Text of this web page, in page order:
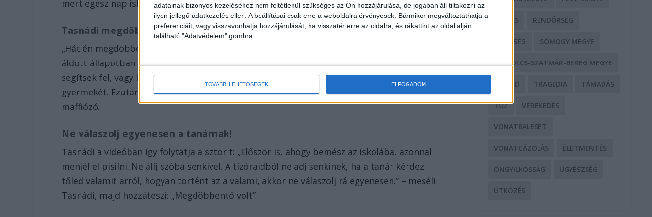
adatainak bizonyos kezeléséhez nem feltétlenül szükséges az Ön hozzájárulása, de jogában áll tiltakozni az
ilyen jellegű adatkezelés ellen. A beállításai csak erre a weboldalra érvényesek. Bármikor megváltoztathatja a
preferenciáit, vagy visszavonhatja hozzájárulását, ha visszatér erre az oldalra, és rákattint az oldal alján
található "Adatvédelem" gombra.
TOVÁBBI LEHETŐSÉGEK ELFOGADOM
mert egész nap iskolában lesz, az pedig fárasztó.
Tasnádi megdöbbent
„Hát én megdöbbentem. Engem a szüleim arra tanítottak, hogy adjam át a helyem az
áldott állapotban lévő nőknek, hogy adjam át a helyem az idős embereknek, hogy
segítsek fel, vagy leszállni. Ez az anyuka meg lebeszélte a segítségnyújtásról a nyolcéves
gyermekét. Ezután figyeltem, hogy oktatja a gyereket” – meséli az egykor rettegett
maffiózó.
Ne válaszolj egyenesen a tanárnak!
Tasnádi a videóban így folytatja a sztorit: „Először is, ahogy bemész az iskolába, azonnal
menjél el pisilni. Ne állj szóba senkivel. A tízóraidból ne adj senkinek, ha a tanár kérdez
tőled valamit arról, hogyan történt az a valami, akkor ne válaszolj rá egyenesen.” – meséli
Tasnádi, majd hozzáteszi: „Megdöbbentő volt”
RABLÁS RENDŐRSÉG
SEGÍTSÉG SOMOGY MEGYE
SZABOLCS-SZATMÁR-BEREG MEGYE
SZEGED TRAGÉDIA TÁMADÁS
TŰZ VEREKEDÉS
VONATBALESET
VONATGÁZOLÁS ÉLETMENTÉS
ÖNGYILKOSSÁG ÜGYÉSZSÉG
ÜTKÖZÉS